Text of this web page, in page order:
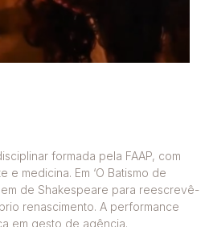
formada pela FAAP, com
e medicina. Em ‘O Batismo de
de Shakespeare para reescrevê-
renascimento. A performance
em gesto de agência.